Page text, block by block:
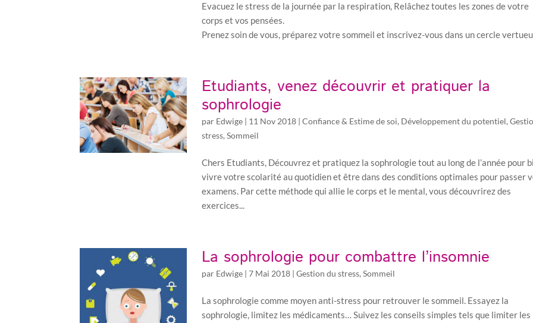
Evacuez le stress de la journée par la respiration, Relâchez toutes les zones de votre
corps et vos pensées.
Prenez soin de vous, préparez votre sommeil et inscrivez-vous dans un cercle
Etudiants, venez découvrir et pratiquer la
sophrologie
par Edwige | 11 Nov 2018 |Confiance & Estime de soi, Développement du potentiel,
stress,Sommeil
Chers Etudiants, Découvrez et pratiquez la sophrologie tout au long de l’année pour
vivre votre scolarité au quotidien et être dans des conditions optimales pour passer
examens. Par cette méthode qui allie le corps et le mental, vous découvrirez des
exercices...
La sophrologie pour combattre l’insomnie
par Edwige |7 Mai 2018 |Gestion du stress,Sommeil
La sophrologie comme moyen anti-stress pour retrouver le sommeil. Essayez la
sophrologie, limitez les médicaments… Suivez les conseils simples tels que limiter les